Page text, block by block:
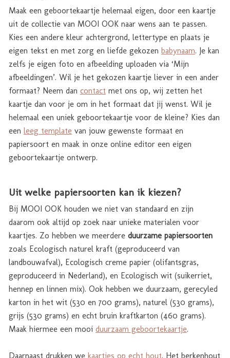
Maak een geboortekaartje helemaal eigen, door een kaartje
uit de collectie van MOOI OOK naar wens aan te passen.
Kies een andere kleur achtergrond, lettertype en plaats je
eigen tekst en met zorg en liefde gekozen babynaam. Je kan
zelfs je eigen foto en afbeelding uploaden via ‘Mijn
afbeeldingen’. Wil je het gekozen kaartje liever in een ander
formaat? Neem dan contact met ons op, wij zetten het
kaartje dan voor je om in het formaat dat jij wenst. Wil je
helemaal een uniek geboortekaartje voor de kleine? Kies dan
een leeg template van jouw gewenste formaat en
papiersoort en maak in onze online editor een eigen
geboortekaartje ontwerp.
Uit welke papiersoorten kan ik kiezen?
Bij MOOI OOK houden we niet van standaard en zijn
daarom ook altijd op zoek naar unieke materialen voor
kaartjes. Zo hebben we meerdere duurzame papiersoorten
zoals Ecologisch naturel kraft (geproduceerd van
landbouwafval), Ecologisch creme papier (olifantsgras,
geproduceerd in Nederland), en Ecologisch wit (suikerriet,
hennep en linnen mix). Ook hebben we duurzaam, gerecyled
karton in het wit (530 en 700 grams), naturel (530 grams),
grijs (530 grams) en echt bruin kraftkarton (460 grams).
Maak hiermee een mooi duurzaam geboortekaartje.
Daarnaast drukken we kaartjes op echt hout. Het berkenhout